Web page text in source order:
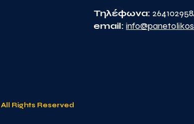
Τηλέφωνα:
email:
| All Rights Reserved